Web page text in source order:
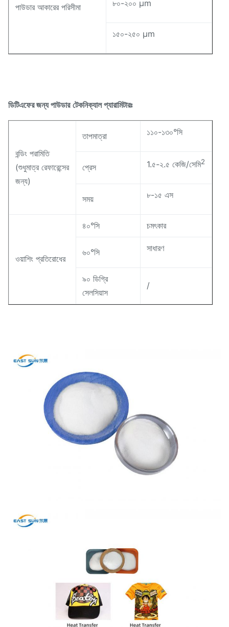
পাউডার আকারের পরিসীমা ৮০-২০০ μm
১৫০-২৫০ μm
ডিটিএফের জন্য পাউডার টেকনিক্যাল প্যারামিটারঃ
বন্ডিং পরামিতি
(শুধুমাত্র রেফারেন্সের
জন্য)
তাপমাত্রা ১১০-১৩০°সি
প্রেস 1.৫-২.৫ কেজি/সেমি2
সময় ৮-১৫ এস
ওয়াশিং প্রতিরোধের
৪০°সি চমৎকার
৬০°সি সাধারণ
৯০ ডিগ্রি
সেলসিয়াস
/